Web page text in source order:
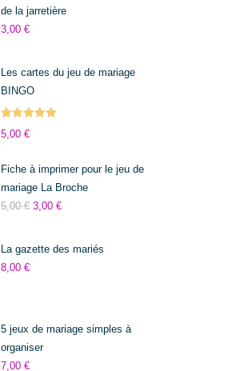
de la jarretière
3,00 €
Les cartes du jeu de mariage
BINGO
Note 5.00
5,00 €
Fiche à imprimer pour le jeu de
mariage La Broche
5,00€ 3,00 €
La gazette des mariés
8,00 €
5 jeux de mariage simples à
organiser
7,00 €